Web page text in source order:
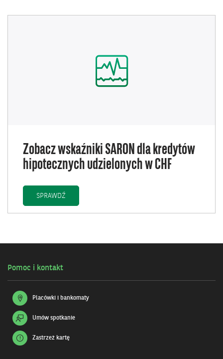
Zobacz wskaźniki SARON dla kredytów
hipotecznych udzielonych w CHF
SPRAWDŹ
Pomoc i kontakt
Placówki i bankomaty
Umów spotkanie
Zastrzeż kartę